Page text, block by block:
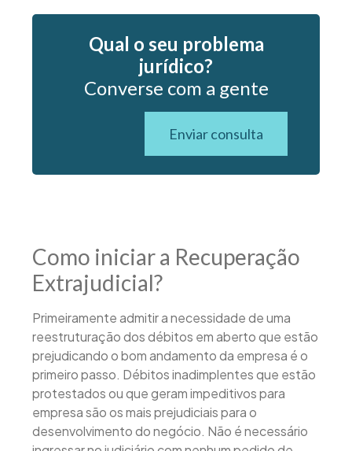
Qual o seu problema
jurídico?
Converse com a gente
Enviar consulta
Como iniciar a Recuperação
Extrajudicial?
Primeiramente admitir a necessidade de uma
reestruturação dos débitos em aberto que estão
prejudicando o bom andamento da empresa é o
primeiro passo. Débitos inadimplentes que estão
protestados ou que geram impeditivos para
empresa são os mais prejudiciais para o
desenvolvimento do negócio. Não é necessário